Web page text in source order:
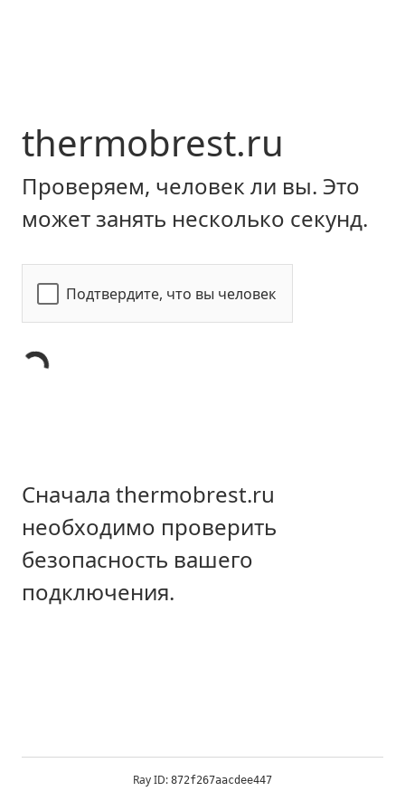
thermobrest.ru
Проверяем, человек ли вы. Это
может занять несколько секунд.
Подтвердите, что вы человек
Сначала thermobrest.ru
необходимо проверить
безопасность вашего
подключения.
Ray ID: 872f267aacdee447